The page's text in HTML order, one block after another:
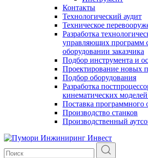
Контакты
Технологический аудит
Техническое
Разработка
управляющих программ
оборудовании заказчика
Подбор инструмента и
Проектирование новых
Подбор оборудования
Разработка
кинематических моделей
Поставка программного
Производство станков
Производственный